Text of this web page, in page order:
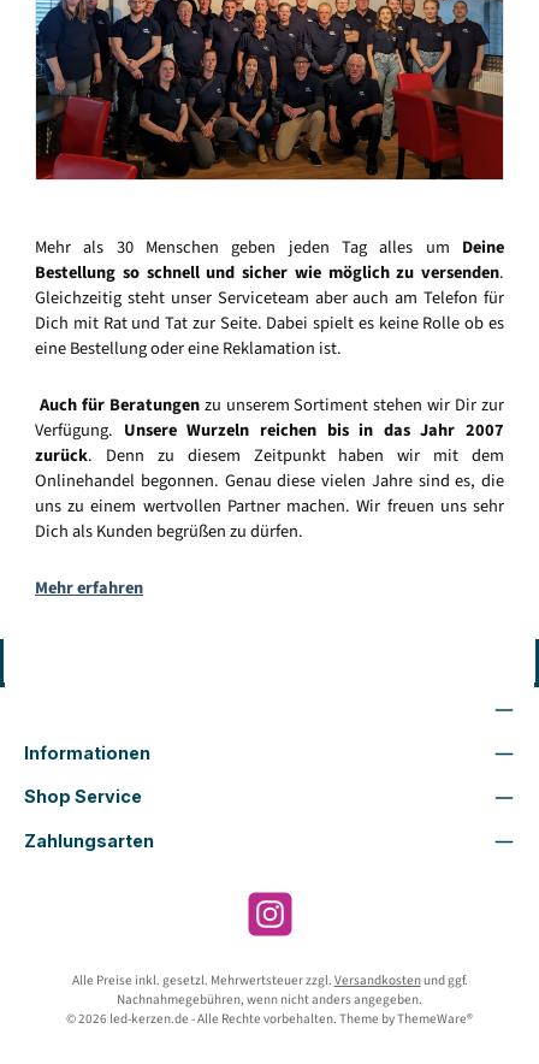
Mehr als 30 Menschen geben jeden Tag alles um Deine
Bestellung so schnell und sicher wie möglich zu versenden.
Gleichzeitig steht unser Serviceteam aber auch am Telefon für
Dich mit Rat und Tat zur Seite. Dabei spielt es keine Rolle ob es
eine Bestellung oder eine Reklamation ist.
Auch für Beratungenzu unserem Sortiment stehen wir Dir zur
Verfügung. Unsere Wurzeln reichen bis in das Jahr 2007
zurück. Denn zu diesem Zeitpunkt haben wir mit dem
Onlinehandel begonnen. Genau diese vielen Jahre sind es, die
uns zu einem wertvollen Partner machen. Wir freuen uns sehr
Dich als Kunden begrüßen zu dürfen.
Mehr erfahren
Informationen
Shop Service
Zahlungsarten
Instagram
Alle Preise inkl. gesetzl. Mehrwertsteuer zzgl. Versandkostenund ggf.
Nachnahmegebühren, wenn nicht anders angegeben.
© 2026 led-kerzen.de - Alle Rechte vorbehalten. Theme byThemeWare®